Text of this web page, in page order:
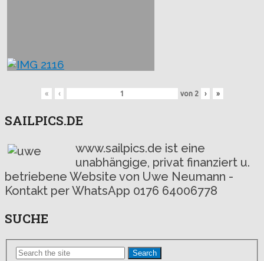
« ‹ von 2 › »
SAILPICS.DE
www.sailpics.de ist eine
unabhängige, privat finanziert u.
betriebene Website von Uwe Neumann -
Kontakt per WhatsApp 0176 64006778
SUCHE
Search